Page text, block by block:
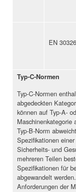
EN
Typ-C-Normen
Typ-C-Normen
abgedeckten
können auf Typ-A-
Maschinenkategorie
Typ-B-Norm
Spezifikationen
Sicherheits- und
mehreren Teilen
Spezifikationen für
abgewandelt
Anforderungen der